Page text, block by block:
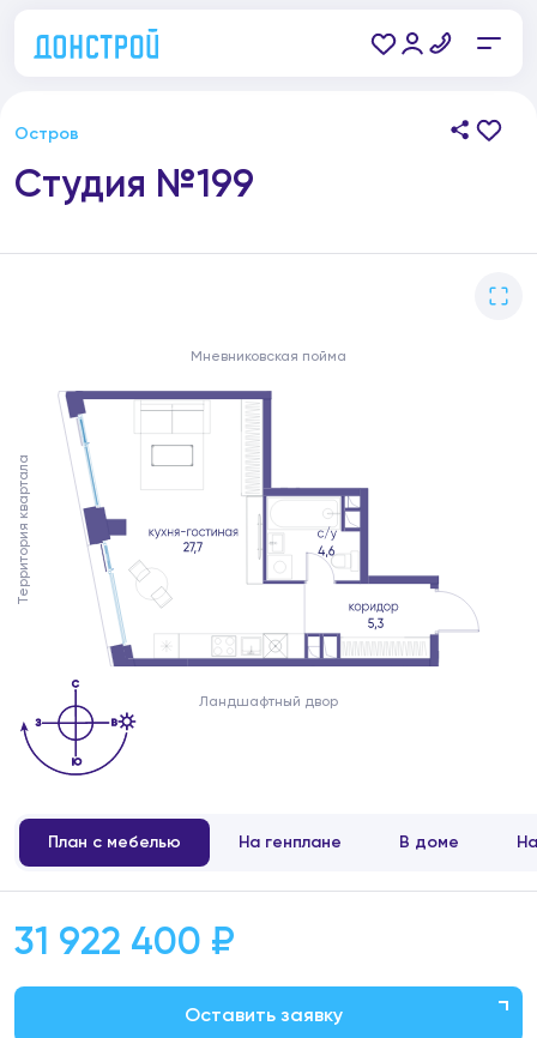
Остров
Студия №199
План с мебелью На генплане В доме
Мневниковская пойма
Ландшафтный двор
Территория квартала
31 922 400 ₽
Оставить заявку